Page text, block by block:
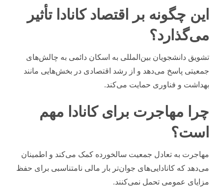
این چگونه بر اقتصاد کانادا تأثیر
می‌گذارد؟
تشویق دانشجویان بین‌المللی به اسکان دائمی به چالش‌های
جمعیتی پاسخ می‌دهد و از رشد اقتصادی در بخش‌هایی مانند
بهداشت و فناوری حمایت می‌کند.
چرا مهاجرت برای کانادا مهم
است؟
مهاجرت به تعادل جمعیت سالخورده کمک می‌کند و اطمینان
می‌دهد که کانادایی‌های جوان‌تر بار مالی نامتناسبی برای حفظ
مزایای عمومی تحمل نمی‌کنند.